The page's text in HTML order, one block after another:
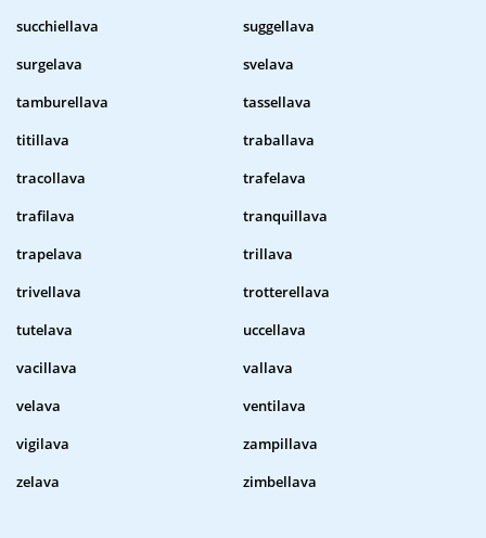
succhiellava
suggellava
surgelava
svelava
tamburellava
tassellava
titillava
traballava
tracollava
trafelava
trafilava
tranquillava
trapelava
trillava
trivellava
trotterellava
tutelava
uccellava
vacillava
vallava
velava
ventilava
vigilava
zampillava
zelava
zimbellava